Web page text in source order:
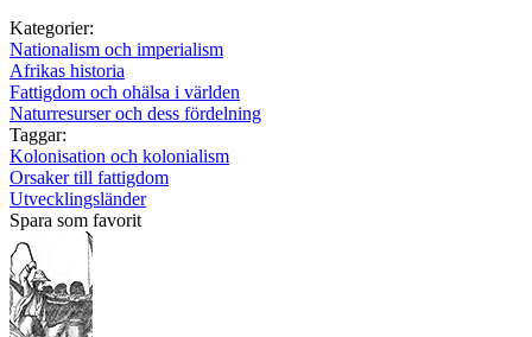
Kategorier:
Nationalism och imperialism
Afrikas historia
Fattigdom och ohälsa i världen
Naturresurser och dess fördelning
Taggar:
Kolonisation och kolonialism
Orsaker till fattigdom
Utvecklingsländer
Spara som favorit